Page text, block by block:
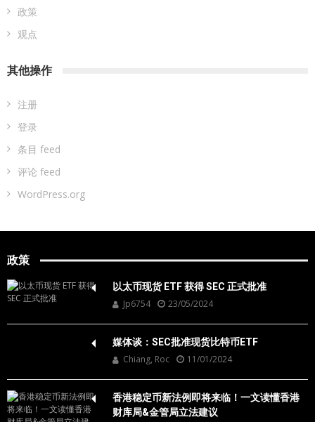
政策
观点
其他操作
注册
登录
条目 feed
评论 feed
WordPress.org
政策
以太币现货 ETF 获得 SEC 正式批准
Jp6754 23/05/2024
媒体谈：SEC批准现货比特币ETF
Chiang, Roc 11/01/2024
香港稳定币新法例即将来临！一文读懂香港
财库局&金管局立法建议